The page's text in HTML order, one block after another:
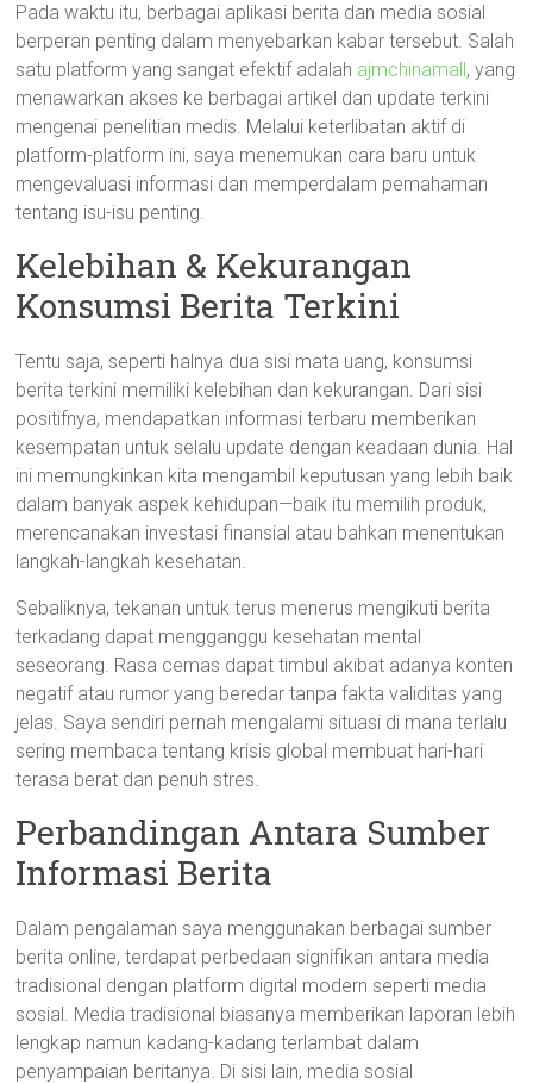
Pada waktu itu, berbagai aplikasi berita dan media sosial
berperan penting dalam menyebarkan kabar tersebut. Salah
satu platform yang sangat efektif adalah ajmchinamall, yang
menawarkan akses ke berbagai artikel dan update terkini
mengenai penelitian medis. Melalui keterlibatan aktif di
platform-platform ini, saya menemukan cara baru untuk
mengevaluasi informasi dan memperdalam pemahaman
tentang isu-isu penting.
Kelebihan & Kekurangan
Konsumsi Berita Terkini
Tentu saja, seperti halnya dua sisi mata uang, konsumsi
berita terkini memiliki kelebihan dan kekurangan. Dari sisi
positifnya, mendapatkan informasi terbaru memberikan
kesempatan untuk selalu update dengan keadaan dunia. Hal
ini memungkinkan kita mengambil keputusan yang lebih baik
dalam banyak aspek kehidupan—baik itu memilih produk,
merencanakan investasi finansial atau bahkan menentukan
langkah-langkah kesehatan.
Sebaliknya, tekanan untuk terus menerus mengikuti berita
terkadang dapat mengganggu kesehatan mental
seseorang. Rasa cemas dapat timbul akibat adanya konten
negatif atau rumor yang beredar tanpa fakta validitas yang
jelas. Saya sendiri pernah mengalami situasi di mana terlalu
sering membaca tentang krisis global membuat hari-hari
terasa berat dan penuh stres.
Perbandingan Antara Sumber
Informasi Berita
Dalam pengalaman saya menggunakan berbagai sumber
berita online, terdapat perbedaan signifikan antara media
tradisional dengan platform digital modern seperti media
sosial. Media tradisional biasanya memberikan laporan lebih
lengkap namun kadang-kadang terlambat dalam
penyampaian beritanya. Di sisi lain, media sosial